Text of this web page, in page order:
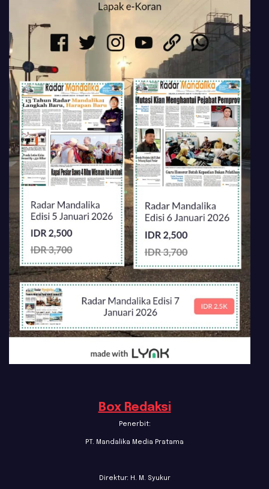
Box Redaksi
Penerbit:
PT. Mandalika Media Pratama
Direktur: H. M. Syukur